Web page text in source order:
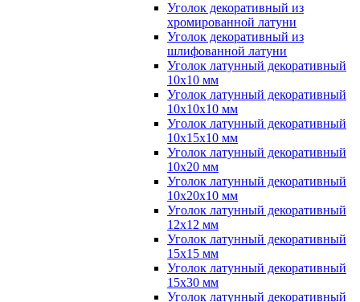
Уголок декоративный из
хромированной латуни
Уголок декоративный из
шлифованной латуни
Уголок латунный декоративный
10x10 мм
Уголок латунный декоративный
10x10x10 мм
Уголок латунный декоративный
10x15x10 мм
Уголок латунный декоративный
10x20 мм
Уголок латунный декоративный
10x20x10 мм
Уголок латунный декоративный
12x12 мм
Уголок латунный декоративный
15x15 мм
Уголок латунный декоративный
15x30 мм
Уголок латунный декоративный